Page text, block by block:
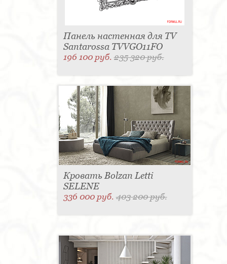
Панель настенная для TV
Santarossa TVVGO11FO
196 100 руб.235 320 руб.
Кровать Bolzan Letti
SELENE
336 000 руб.403 200 руб.